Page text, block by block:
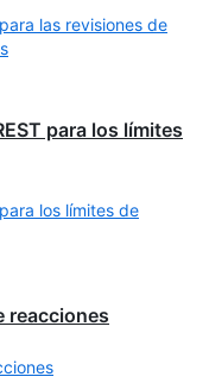
las revisiones de
para los límites
los límites de
reacciones